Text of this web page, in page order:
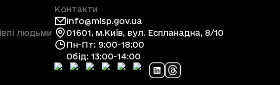
людьми
Контакти
info@mlsp.gov.ua
01601, м.Київ, вул. Еспланадна, 8/10
Пн-Пт: 9:00-18:00
Обід: 13:00-14:00